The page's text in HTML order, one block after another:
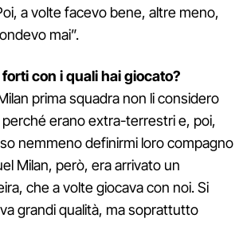
a volte facevo bene, altre meno,
mai”.
con i quali hai giocato?
prima squadra non li considero
erano extra-terrestri e, poi,
nemmeno definirmi loro compagno
Milan, però, era arrivato un
che a volte giocava con noi. Si
grandi qualità, ma soprattutto